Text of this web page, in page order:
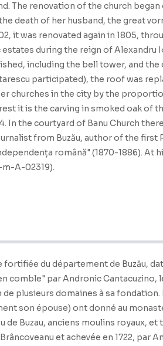
The renovation of the church
death of her husband, the great
it was renovated again in 1805,
during the reign of Alexandru
including the bell tower, and
participated), the roof was
churches in the city by the
it is the carving in smoked oak of
the courtyard of Banu Church
from Buzău, author of the
română" (1870-1886). At
A-02319).
du département de Buzău,
par Andronic Cantacuzino,
plusieurs domaines à sa
son épouse) ont donné au
Buzau, anciens moulins royaux,
et achevée en 1722, par